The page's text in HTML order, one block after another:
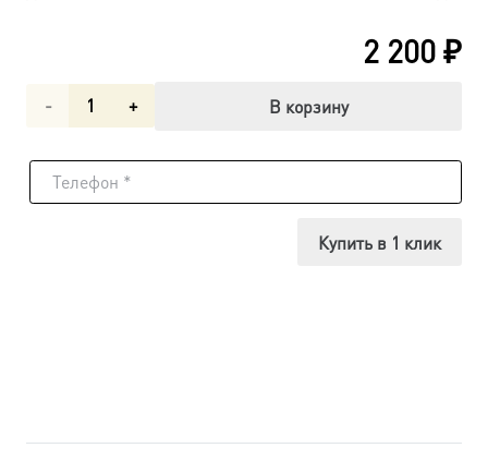
2 200₽
Количество
Праздники,
В корзину
Купить в 1 клик